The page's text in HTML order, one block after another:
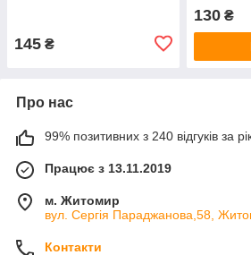
145 ₴
130₴
Про нас
99% позитивних з 240 відгуків за
Працює з 13.11.2019
м. Житомир
вул. Сергія Параджанова,58,
Контакти